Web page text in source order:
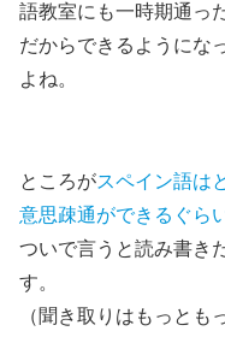
語教室にも一時期通っ
だからできるようにな
よね。
ところがスペイン語は
意思疎通ができるぐら
ついで言うと読み書き
す。
（聞き取りはもっとも